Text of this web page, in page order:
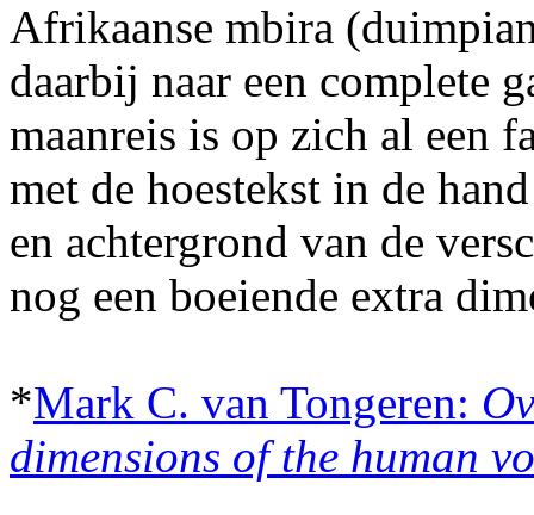
Afrikaanse mbira
daarbij naar een complete
maanreis is op zich al een
met de hoestekst in de
en achtergrond van de
nog een boeiende extra
*Mark C. van Tongeren:
dimensions of the human